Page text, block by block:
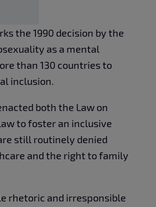
the 1990 decision by the
as a mental
than 130 countries to
inclusion.
both the Law on
to foster an inclusive
still routinely denied
and the right to family
rhetoric and irresponsible